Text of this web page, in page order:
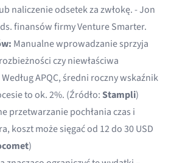
naliczenie odsetek za zwłokę. - Jon
finansów firmy Venture Smarter.
Manualne wprowadzanie sprzyja
czy niewłaściwa
APQC, średni roczny wskaźnik
to ok. 2%. (Źródło:Stampli)
przetwarzanie pochłania czas i
koszt może sięgać od 12 do 30 USD
)